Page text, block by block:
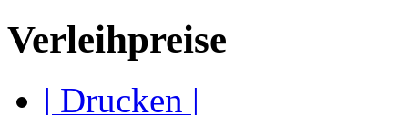
Verleihpreise
| Drucken |